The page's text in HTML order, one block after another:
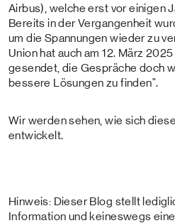
Airbus), welche erst vor einigen
Bereits in der Vergangenheit
um die Spannungen wieder zu
Union hat auch am 12. März
gesendet, die Gespräche doch
bessere Lösungen zu finden".
Wir werden sehen, wie sich
entwickelt.
Hinweis: Dieser Blog stellt
Information und keineswegs